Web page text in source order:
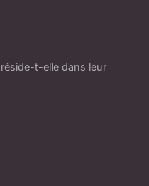
t-elle dans leur